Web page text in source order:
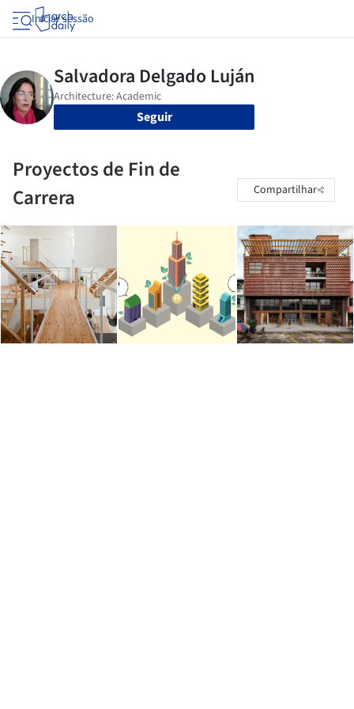
Iniciar sessão
Seguir
Proyectos de Fin de
Carrera
Compartilhar